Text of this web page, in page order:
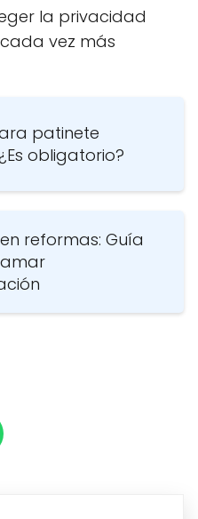
la privacidad
vez más
patinete
obligatorio?
reformas: Guía